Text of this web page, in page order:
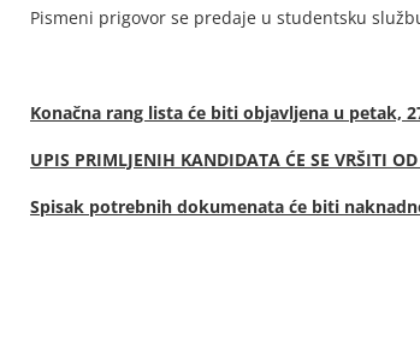
Pismeni prigovor se predaje u studentsku
Konačna rang lista će biti objavljena u petak,
UPIS PRIMLJENIH KANDIDATA ĆE SE VRŠITI
Spisak potrebnih dokumenata će biti